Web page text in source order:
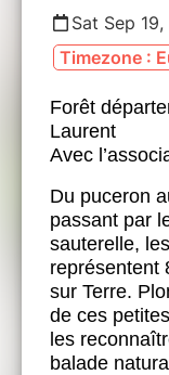
Sat Sep
Timezone :
Forêt
Laurent
Avec
Du puceron
passant par
sauterelle,
représentent
sur Terre.
de ces
les
balade